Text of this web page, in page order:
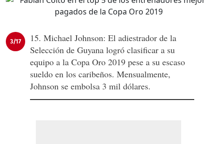
3/17
15. Michael Johnson: El adiestrador de la
Selección de Guyana logró clasificar a su
equipo a la Copa Oro 2019 pese a su escaso
sueldo en los caribeños. Mensualmente,
Johnson se embolsa 3 mil dólares.